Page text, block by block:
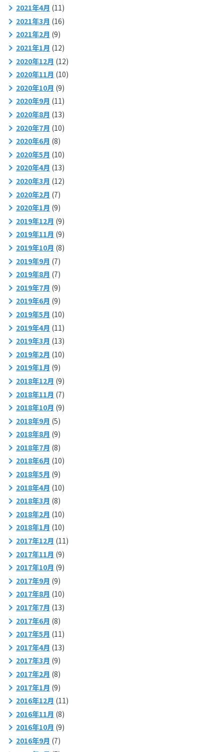
2021年4月 (11)
2021年3月 (16)
2021年2月 (9)
2021年1月 (12)
2020年12月 (12)
2020年11月 (10)
2020年10月 (9)
2020年9月 (11)
2020年8月 (13)
2020年7月 (10)
2020年6月 (8)
2020年5月 (10)
2020年4月 (13)
2020年3月 (12)
2020年2月 (7)
2020年1月 (9)
2019年12月 (9)
2019年11月 (9)
2019年10月 (8)
2019年9月 (7)
2019年8月 (7)
2019年7月 (9)
2019年6月 (9)
2019年5月 (10)
2019年4月 (11)
2019年3月 (13)
2019年2月 (10)
2019年1月 (9)
2018年12月 (9)
2018年11月 (7)
2018年10月 (9)
2018年9月 (5)
2018年8月 (9)
2018年7月 (8)
2018年6月 (10)
2018年5月 (9)
2018年4月 (10)
2018年3月 (8)
2018年2月 (10)
2018年1月 (10)
2017年12月 (11)
2017年11月 (9)
2017年10月 (9)
2017年9月 (9)
2017年8月 (10)
2017年7月 (13)
2017年6月 (8)
2017年5月 (11)
2017年4月 (13)
2017年3月 (9)
2017年2月 (8)
2017年1月 (9)
2016年12月 (11)
2016年11月 (8)
2016年10月 (9)
2016年9月 (7)